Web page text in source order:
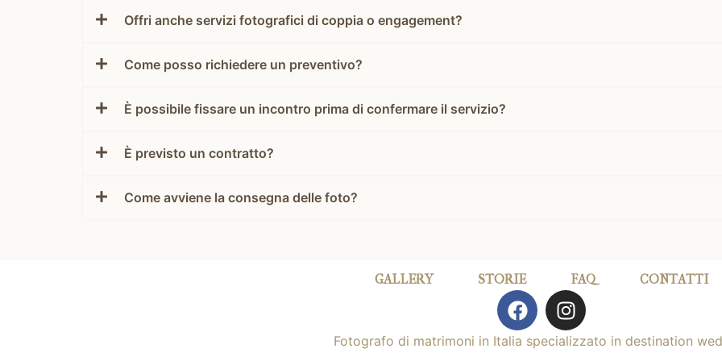
Offri anche servizi fotografici di coppia o engagement?
Come posso richiedere un preventivo?
È possibile fissare un incontro prima di confermare il servizio?
È previsto un contratto?
Come avviene la consegna delle foto?
GALLERY STORIE FAQ CONTATTI
F
a
c
I
n
s
Fotografo di matrimoni in Italia specializzato in destination